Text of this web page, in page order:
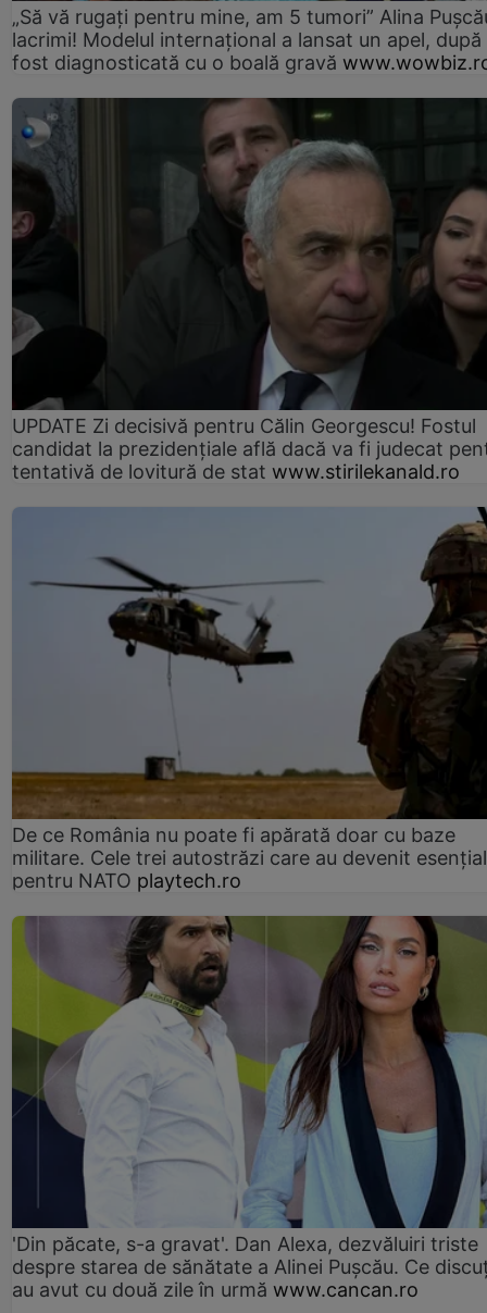
„Să vă rugați pentru mine, am 5 tumori” Alina
lacrimi! Modelul internațional a lansat un apel, după
fost diagnosticată cu o boală gravă
UPDATE Zi decisivă pentru Călin Georgescu! Fostul
candidat la prezidențiale află dacă va fi judecat
tentativă de lovitură de stat www.stirilekanald.ro
De ce România nu poate fi apărată doar cu baze
militare. Cele trei autostrăzi care au devenit
pentru NATO playtech.ro
'Din păcate, s-a gravat'. Dan Alexa, dezvăluiri triste
despre starea de sănătate a Alinei Pușcău. Ce
au avut cu două zile în urmă www.cancan.ro